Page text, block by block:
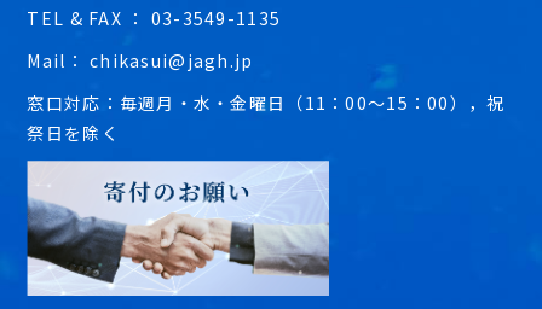
TEL & FAX ： 03-3549-1135
Mail： chikasui@jagh.jp
窓口対応：毎週月・水・金曜日（11：00～15：00），祝
祭日を除く